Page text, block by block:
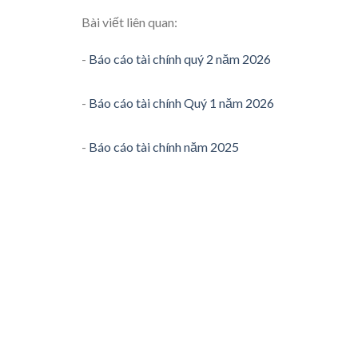
Bài viết liên quan:
- Báo cáo tài chính quý 2 năm 2026
- Báo cáo tài chính Quý 1 năm 2026
- Báo cáo tài chính năm 2025